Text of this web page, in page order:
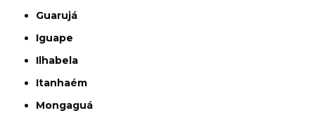
Guarujá
Iguape
Ilhabela
Itanhaém
Mongaguá